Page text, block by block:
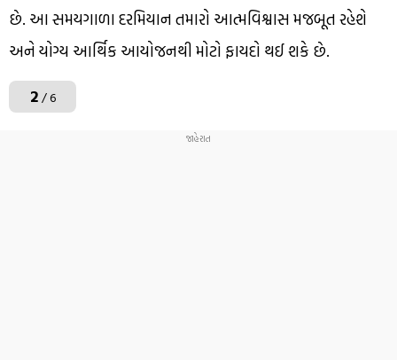
છે. આ સમયગાળા દરમિયાન તમારો આત્મવિશ્વાસ મજબૂત રહેશે
અને યોગ્ય આર્થિક આયોજનથી મોટો ફાયદો થઈ શકે છે.
2/ 6